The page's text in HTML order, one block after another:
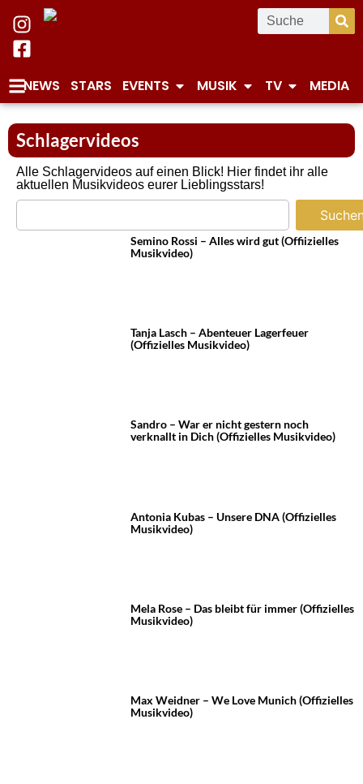
NEWS STARS EVENTS MUSIK TV MEDIA
Schlagervideos
Alle Schlagervideos auf einen Blick! Hier findet ihr alle
aktuellen Musikvideos eurer Lieblingsstars!
Semino Rossi – Alles wird gut (Offiizielles
Musikvideo)
Tanja Lasch – Abenteuer Lagerfeuer
(Offizielles Musikvideo)
Sandro – War er nicht gestern noch
verknallt in Dich (Offizielles Musikvideo)
Antonia Kubas – Unsere DNA (Offizielles
Musikvideo)
Mela Rose – Das bleibt für immer (Offizielles
Musikvideo)
Max Weidner – We Love Munich (Offizielles
Musikvideo)